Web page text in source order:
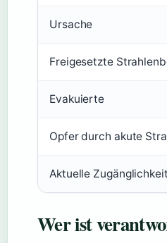
Ursache
Freigesetzte
Evakuierte
Opfer durch akute
Aktuelle Zugänglichkeit
Wer ist